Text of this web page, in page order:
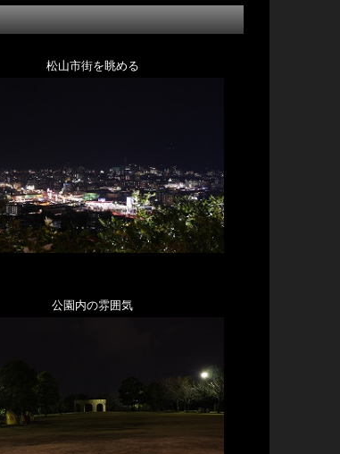
松山市街を眺める
公園内の雰囲気